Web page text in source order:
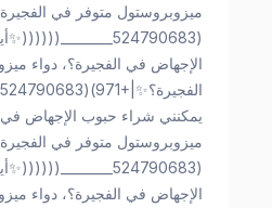
الإجهاض في الفجيرة؟، دواء
يمكنني شراء حبوب الإجهاض في
الإجهاض في الفجيرة؟، دواء